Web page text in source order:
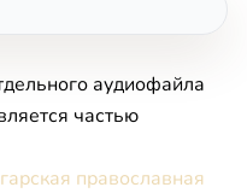
аудиофайла
частью
православная